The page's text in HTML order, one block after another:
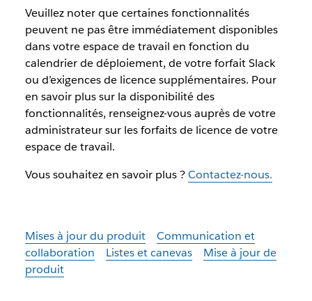
Veuillez noter que certaines fonctionnalités
peuvent ne pas être immédiatement disponibles
dans votre espace de travail en fonction du
calendrier de déploiement, de votre forfait Slack
ou d’exigences de licence supplémentaires. Pour
en savoir plus sur la disponibilité des
fonctionnalités, renseignez-vous auprès de votre
administrateur sur les forfaits de licence de votre
espace de travail.
Vous souhaitez en savoir plus ?Contactez-nous.
Mises à jour du produit
Communication et
collaboration
Listes et canevas
Mise à jour de
produit